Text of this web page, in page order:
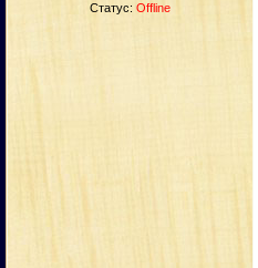
Статус: Offline